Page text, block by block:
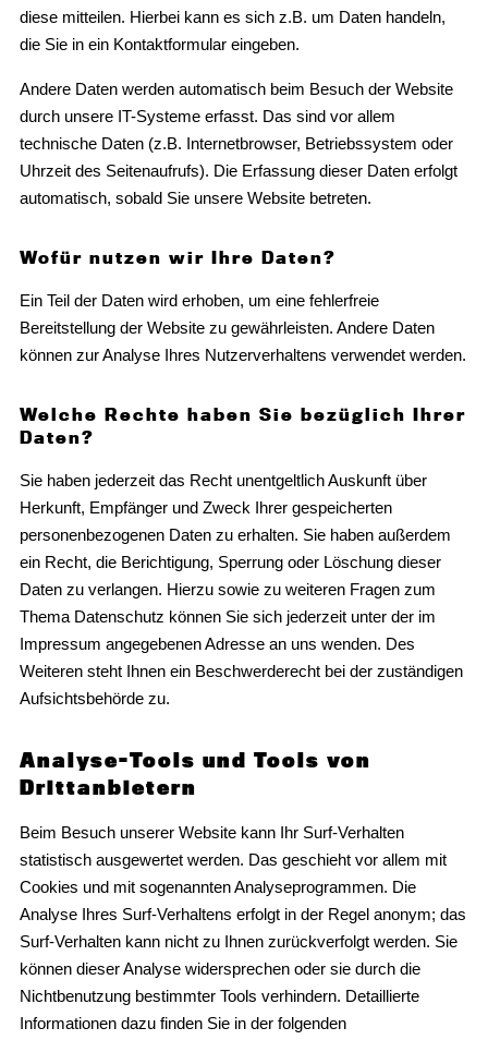
diese mitteilen. Hierbei kann es sich z.B. um Daten handeln,
die Sie in ein Kontaktformular eingeben.
Andere Daten werden automatisch beim Besuch der Website
durch unsere IT-Systeme erfasst. Das sind vor allem
technische Daten (z.B. Internetbrowser, Betriebssystem oder
Uhrzeit des Seitenaufrufs). Die Erfassung dieser Daten erfolgt
automatisch, sobald Sie unsere Website betreten.
Wofür nutzen wir Ihre Daten?
Ein Teil der Daten wird erhoben, um eine fehlerfreie
Bereitstellung der Website zu gewährleisten. Andere Daten
können zur Analyse Ihres Nutzerverhaltens verwendet werden.
Welche Rechte haben Sie bezüglich Ihrer
Daten?
Sie haben jederzeit das Recht unentgeltlich Auskunft über
Herkunft, Empfänger und Zweck Ihrer gespeicherten
personenbezogenen Daten zu erhalten. Sie haben außerdem
ein Recht, die Berichtigung, Sperrung oder Löschung dieser
Daten zu verlangen. Hierzu sowie zu weiteren Fragen zum
Thema Datenschutz können Sie sich jederzeit unter der im
Impressum angegebenen Adresse an uns wenden. Des
Weiteren steht Ihnen ein Beschwerderecht bei der zuständigen
Aufsichtsbehörde zu.
Analyse-Tools und Tools von
Drittanbietern
Beim Besuch unserer Website kann Ihr Surf-Verhalten
statistisch ausgewertet werden. Das geschieht vor allem mit
Cookies und mit sogenannten Analyseprogrammen. Die
Analyse Ihres Surf-Verhaltens erfolgt in der Regel anonym; das
Surf-Verhalten kann nicht zu Ihnen zurückverfolgt werden. Sie
können dieser Analyse widersprechen oder sie durch die
Nichtbenutzung bestimmter Tools verhindern. Detaillierte
Informationen dazu finden Sie in der folgenden